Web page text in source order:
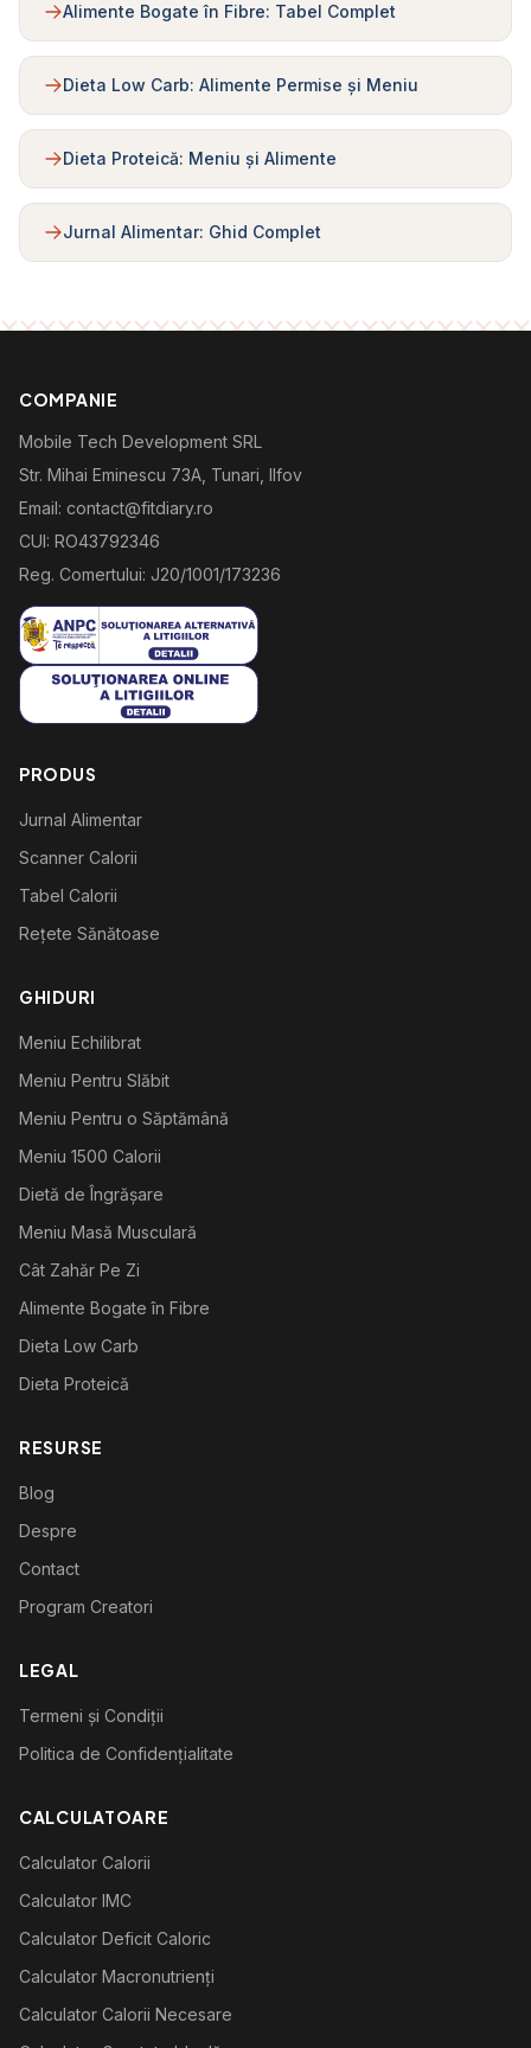
Alimente Bogate în Fibre: Tabel Complet
Dieta Low Carb: Alimente Permise și Meniu
Dieta Proteică: Meniu și Alimente
Jurnal Alimentar: Ghid Complet
COMPANIE
Mobile Tech Development SRL
Str. Mihai Eminescu 73A, Tunari, Ilfov
Email: contact@fitdiary.ro
CUI: RO43792346
Reg. Comertului: J20/1001/173236
PRODUS
Jurnal Alimentar
Scanner Calorii
Tabel Calorii
Rețete Sănătoase
GHIDURI
Meniu Echilibrat
Meniu Pentru Slăbit
Meniu Pentru o Săptămână
Meniu 1500 Calorii
Dietă de Îngrășare
Meniu Masă Musculară
Cât Zahăr Pe Zi
Alimente Bogate în Fibre
Dieta Low Carb
Dieta Proteică
RESURSE
Blog
Despre
Contact
Program Creatori
LEGAL
Termeni și Condiții
Politica de Confidențialitate
CALCULATOARE
Calculator Calorii
Calculator IMC
Calculator Deficit Caloric
Calculator Macronutrienți
Calculator Calorii Necesare